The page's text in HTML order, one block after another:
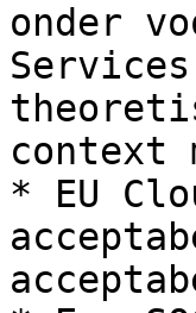
onder
context
* EU